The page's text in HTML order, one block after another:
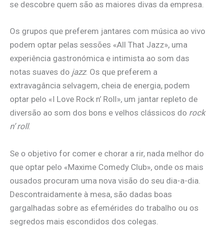
se descobre quem são as maiores divas da empresa.
Os grupos que preferem jantares com música ao vivo
podem optar pelas sessões «All That Jazz», uma
experiência gastronómica e intimista ao som das
notas suaves do jazz. Os que preferem a
extravagância selvagem, cheia de energia, podem
optar pelo «I Love Rock n’ Roll», um jantar repleto de
diversão ao som dos bons e velhos clássicos do rock
n’ roll.
Se o objetivo for comer e chorar a rir, nada melhor do
que optar pelo «Maxime Comedy Club», onde os mais
ousados procuram uma nova visão do seu dia-a-dia.
Descontraidamente à mesa, são dadas boas
gargalhadas sobre as efemérides do trabalho ou os
segredos mais escondidos dos colegas.